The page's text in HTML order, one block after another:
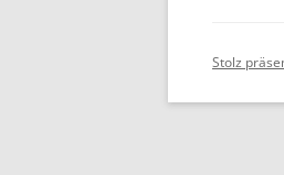
Stolz